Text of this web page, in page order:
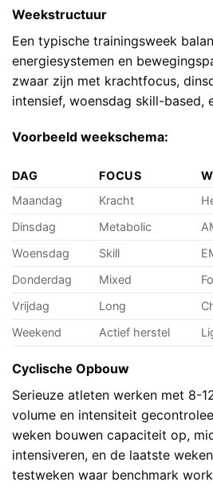
Weekstructuur
Een typische trainingsweek
energiesystemen en
zwaar zijn met krachtfocus,
intensief, woensdag skill-based,
Voorbeeld weekschema:
DAG FOCUS
Maandag
Kracht
Dinsdag
Metabolic
Woensdag
Skill
Donderdag
Mixed
Vrijdag
Long
Weekend
Actief herstel
Cyclische Opbouw
Serieuze atleten werken met 8-
volume en intensiteit
weken bouwen capaciteit op,
intensiveren, en de laatste
testweken waar benchmark